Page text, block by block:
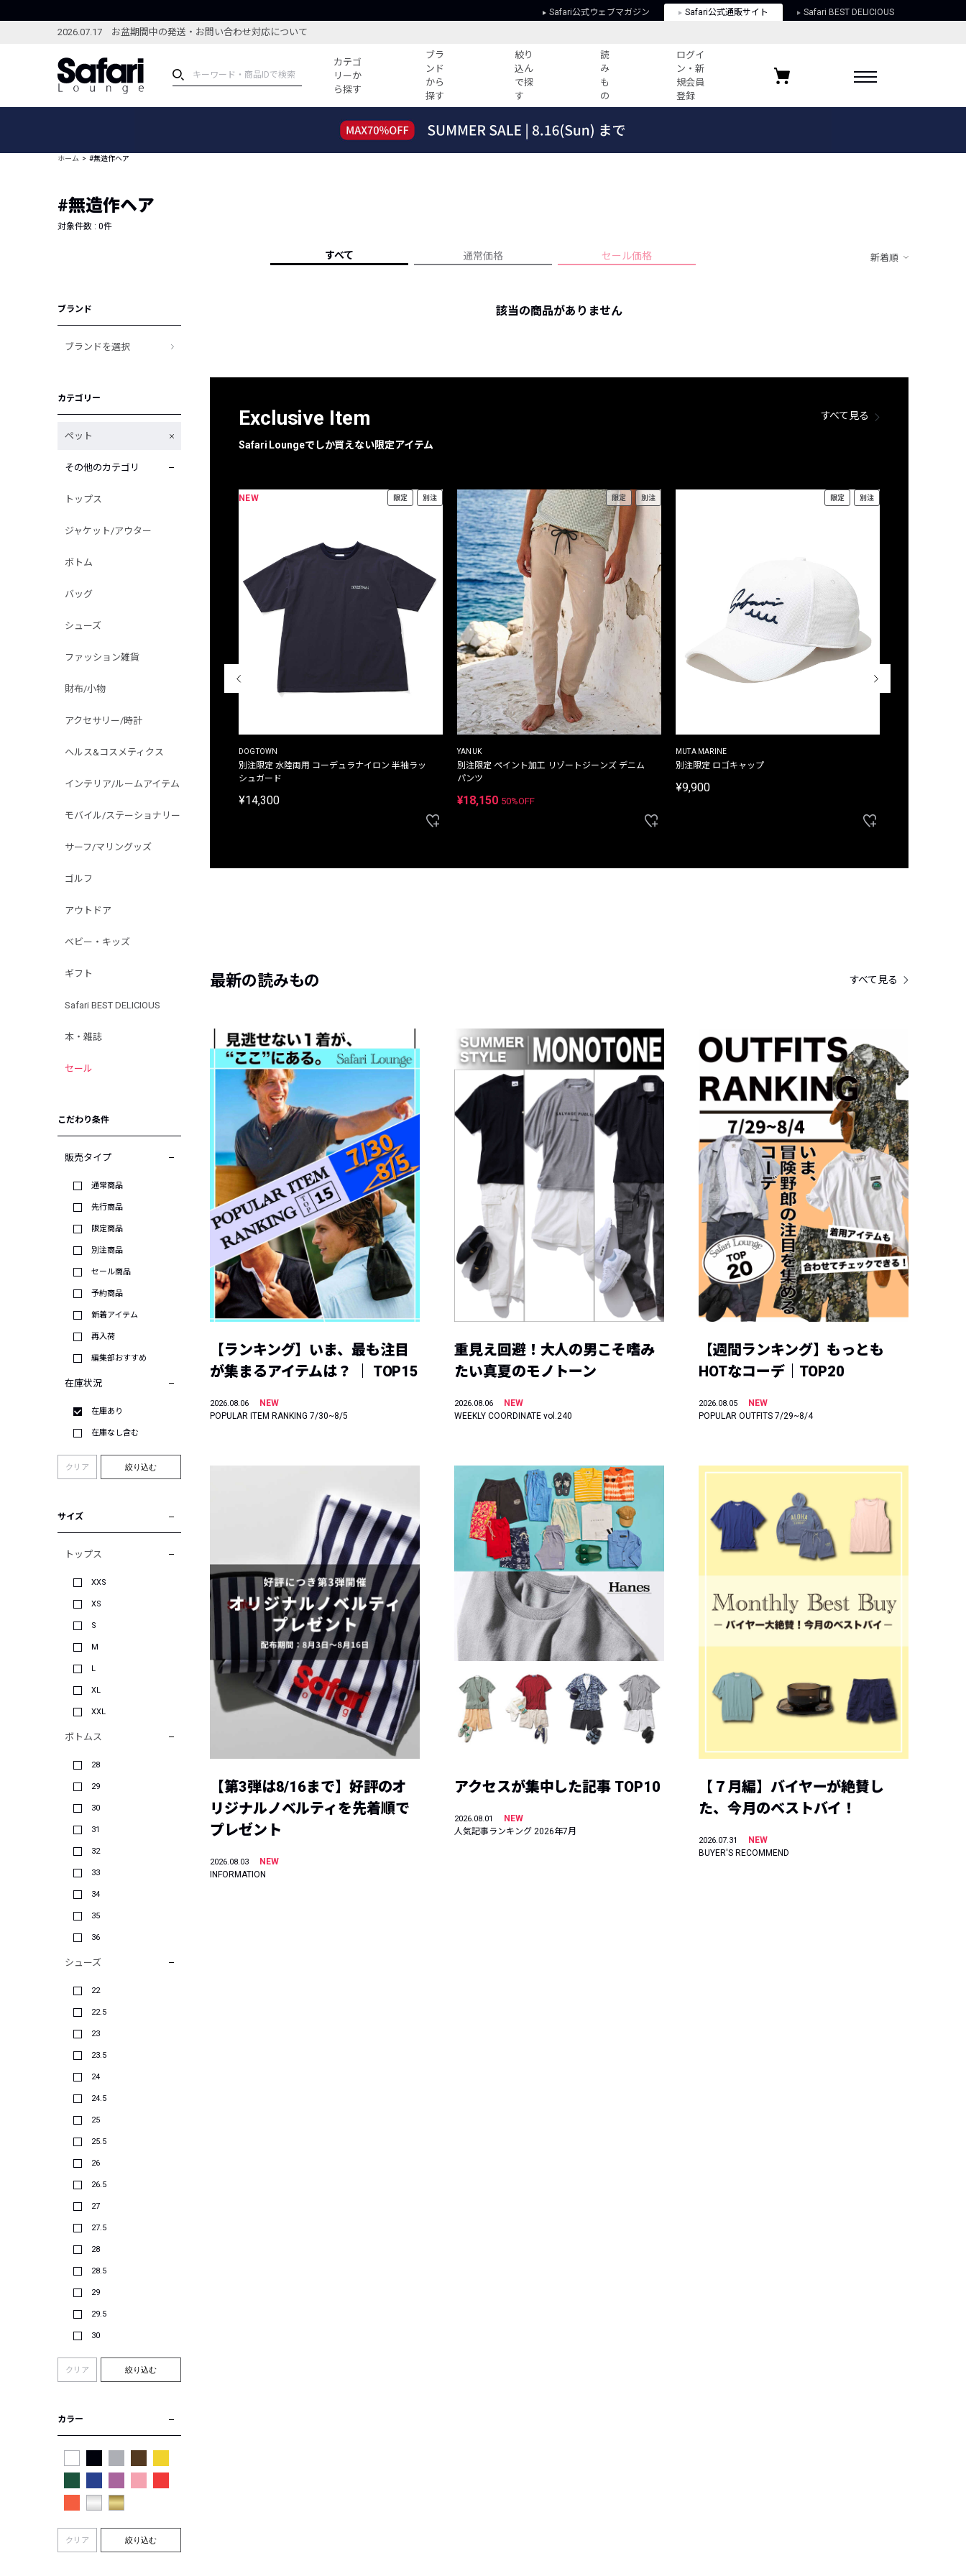
Safari公式ウェブマガジン Safari公式通販サイト Safari BEST DELICIOUS
2026.07.17 お盆期間中の発送・お問い合わせ対応について
カテゴ
リーか
ら探す
ブラ
ンド
から
探す
絞り
込ん
で探
す
読
み
も
の
ログイ
ン・新
規会員
登録
ブランドから探す
新着アイテム
編集部のおすすめアイテム
すべての記事
人気記事ランキング
フォーカスブランド
プライバシーポリシー
お気に入りブランド
ホーム #無造作ヘア
#無造作ヘア
対象件数 : 0件
すべて 通常価格 セール価格 新着順
ブランド
ブランドを選択
カテゴリー
ペット
その他のカテゴリ
トップス
ジャケット/アウター
ボトム
バッグ
シューズ
ファッション雑貨
財布/小物
アクセサリー/時計
ヘルス&コスメティクス
インテリア/ルームアイテム
モバイル/ステーショナリー
サーフ/マリングッズ
ゴルフ
アウトドア
ベビー・キッズ
ギフト
Safari BEST DELICIOUS
本・雑誌
セール
こだわり条件
販売タイプ
通常商品
先行商品
限定商品
別注商品
セール商品
予約商品
新着アイテム
再入荷
編集部おすすめ
在庫状況
在庫あり
在庫なし含む
クリア 絞り込む
サイズ
トップス
XXS
XS
S
M
L
XL
XXL
ボトムス
28
29
30
31
32
33
34
35
36
シューズ
22
22.5
23
23.5
24
24.5
25
25.5
26
26.5
27
27.5
28
28.5
29
29.5
30
クリア 絞り込む
カラー
クリア 絞り込む
該当の商品がありません
Exclusive Item
Safari Loungeでしか買えない限定アイテム
すべて見る
THE DUFFER OF ST.GEORGE
プリントTシャツ
NEW 限定 別注
DOGTOWN
別注限定 水陸両用 コーデュラナイロン 半袖ラッ
シュガード
¥14,300
限定 別注
YANUK
別注限定 ペイント加工 リゾートジーンズ デニム
パンツ
¥18,150 50%OFF
限定 別注
MUTA MARINE
別注限定 ロゴキャップ
¥9,900
最新の読みもの すべて見る
【ランキング】いま、最も注目
が集まるアイテムは？ ｜ TOP15
2026.08.06
NEW
POPULAR ITEM RANKING 7/30~8/5
重見え回避！大人の男こそ嗜み
たい真夏のモノトーン
2026.08.06
NEW
WEEKLY COORDINATE vol.240
【週間ランキング】もっとも
HOTなコーデ｜TOP20
2026.08.05
NEW
POPULAR OUTFITS 7/29~8/4
【第3弾は8/16まで】好評のオ
リジナルノベルティを先着順で
プレゼント
2026.08.03
NEW
INFORMATION
アクセスが集中した記事 TOP10
2026.08.01
NEW
人気記事ランキング 2026年7月
【７月編】バイヤーが絶賛し
た、今月のベストバイ！
2026.07.31
NEW
BUYER'S RECOMMEND